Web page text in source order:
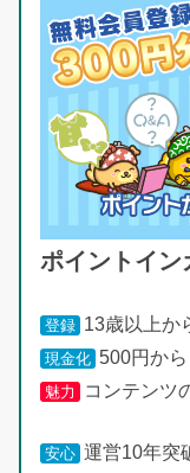
ポイントイン
登録 13歳以上か
現金化 500円から
魅力 コンテンツ
安心 運営10年突